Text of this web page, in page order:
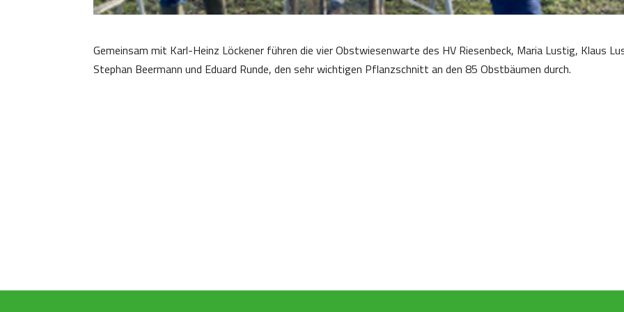
Gemeinsam mit Karl-Heinz Löckener führen die vier Obstwiesenwarte des HV Riesenbeck, Maria Lustig, Klaus
Stephan Beermann und Eduard Runde, den sehr wichtigen Pflanzschnitt an den 85 Obstbäumen durch.